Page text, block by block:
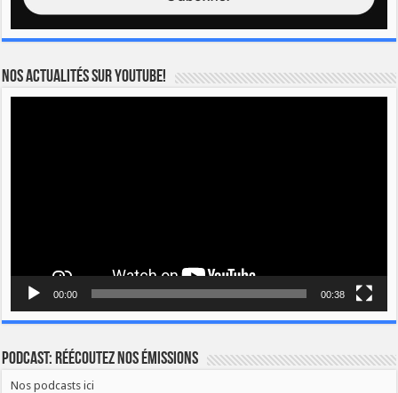
Nos actualités sur YOUTUBE!
00:00 00:38
Podcast: Réécoutez nos émissions
Nos podcasts ici